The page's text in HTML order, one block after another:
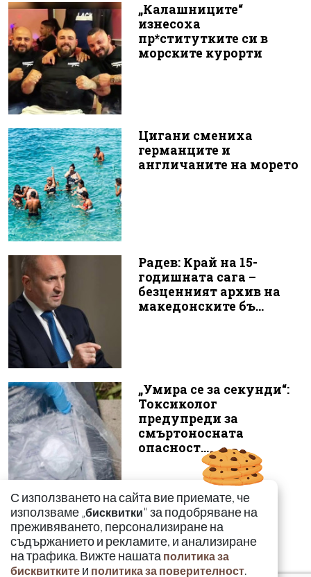
„Калашниците“
изнесоха
пр*ститутките си в
морските курорти
Цигани смениха
германците и
англичаните на морето
Радев: Край на 15-
годишната сага –
безценният архив на
македонските бъ...
„Умира се за секунди“:
Токсиколог
предупреди за
смъртоносната
опасност...
С използването на сайта вие приемате, че
използваме „бисквитки" за подобряване на
преживяването, персонализиране на
съдържанието и рекламите, и анализиране
на трафика. Вижте нашата политика за
бисквитките и политика за поверителност.